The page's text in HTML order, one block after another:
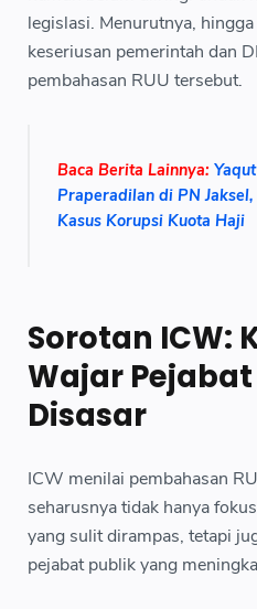
legislasi. Menurutnya,
keseriusan pemerintah dan
pembahasan RUU tersebut.
Baca Berita Lainnya:
Praperadilan di PN
Kasus Korupsi Kuota Haji
Sorotan ICW:
Wajar
Disasar
ICW menilai pembahasan
seharusnya tidak hanya
yang sulit dirampas, tetapi
pejabat publik yang